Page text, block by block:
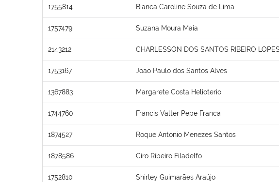
1755814 Bianca Caroline Souza de Lima
1757479 Suzana Moura Maia
2143212 CHARLESSON DOS SANTOS RIBEIRO LOPES
1753167 João Paulo dos Santos Alves
1367883 Margarete Costa Helioterio
1744760 Francis Valter Pepe Franca
1874527 Roque Antonio Menezes Santos
1878586 Ciro Ribeiro Filadelfo
1752810 Shirley Guimarães Araújo